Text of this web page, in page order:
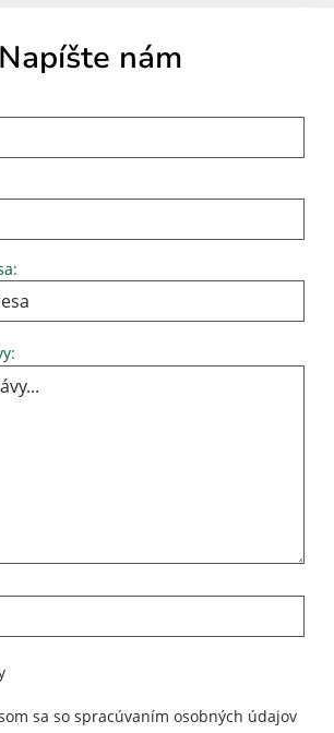
Napíšte nám
sa so spracúvaním osobných údajov